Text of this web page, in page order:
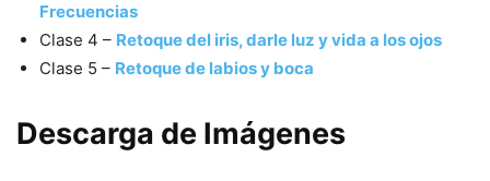
Frecuencias
Clase 4 – Retoque del iris, darle luz y vida a los ojos
Clase 5 – Retoque de labios y boca
Descarga de Imágenes